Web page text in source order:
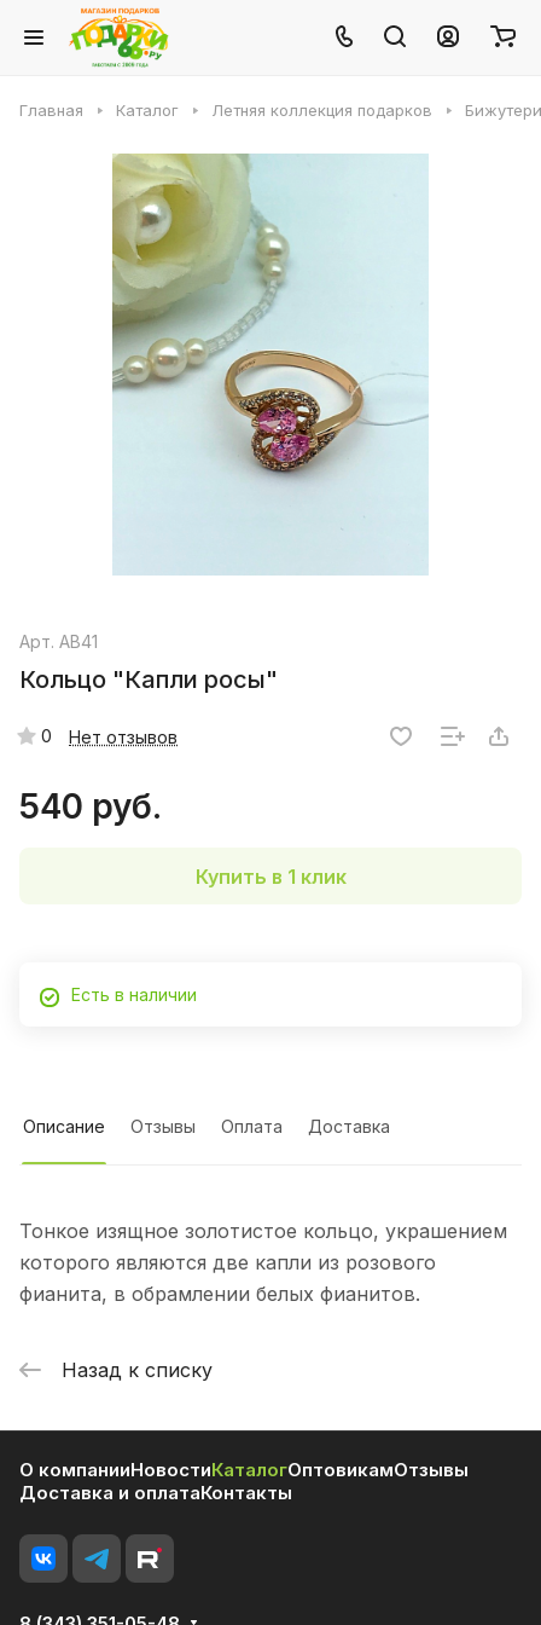
Главная Каталог Летняя коллекция подарков
Арт. AB41
Кольцо "Капли росы"
0 Нет отзывов
540 руб.
Купить в 1 клик
Есть в наличии
Описание Отзывы Оплата Доставка
Тонкое изящное золотистое кольцо, украшением
которого являются две капли из розового
фианита, в обрамлении белых фианитов.
Назад к списку
О компанииНовостиКаталогОптовикамОтзывы
Доставка и оплатаКонтакты